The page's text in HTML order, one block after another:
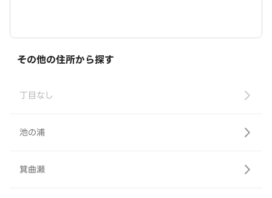
その他の住所から探す
丁目なし
池の浦
箕曲瀬